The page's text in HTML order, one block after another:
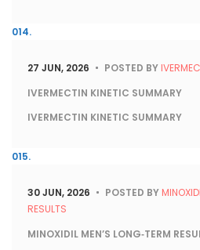
27 JUN, 2026 POSTED BY
IVERMECTIN KINETIC SUMMARY
IVERMECTIN KINETIC SUMMARY
30 JUN, 2026 POSTED BY
RESULTS
MINOXIDIL MEN’S LONG‑TERM